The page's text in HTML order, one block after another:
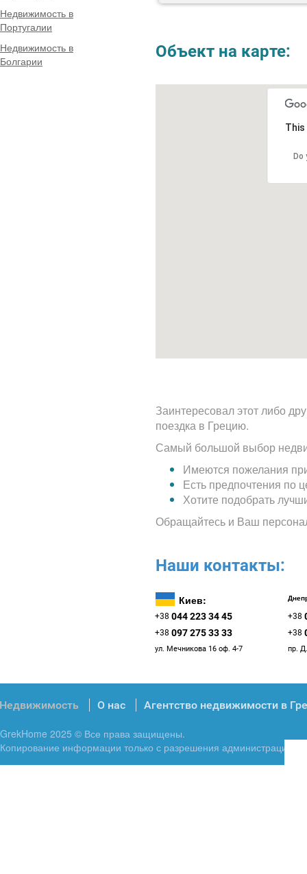
Недвижимость в
Португалии
Недвижимость в
Болгарии
Объект на карте:
This
Заинтересовал этот либо
поездка в Грецию.
Самый большой выбор
Имеются пожелания
Есть предпочтения по
Хотите подобрать
Обращайтесь и Ваш
Наши контакты:
Киев:
+38 044 223 34 45 +38
+38 097 275 33 33 +38
ул. Мечникова 16 оф. 4-7 пр.
Недвижимость О нас Агентство недвижимости в
GrekHome 2025 © Все права защищены.
Копирование информации только с разрешения администрации.